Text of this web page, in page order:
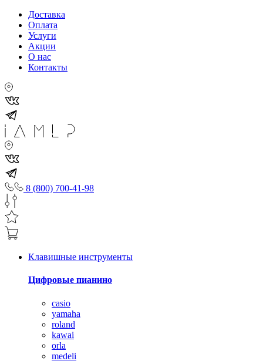
Доставка
Оплата
Услуги
Акции
О нас
Контакты
8 (800) 700-41-98
Клавишные инструменты
Цифровые пианино
casio
yamaha
roland
kawai
orla
medeli